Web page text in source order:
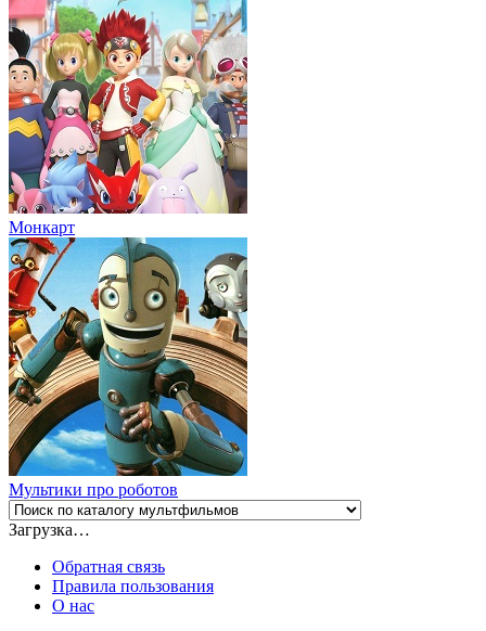
Монкарт
Мультики про роботов
Загрузка…
Обратная связь
Правила пользования
О нас